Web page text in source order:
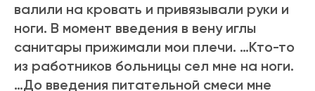
валили на кровать и привязывали руки и
ноги. В момент введения в вену иглы
санитары прижимали мои плечи. …Кто-то
из работников больницы сел мне на ноги.
…До введения питательной смеси мне